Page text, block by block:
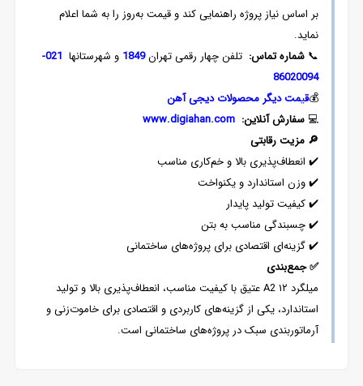
بر اساس نیاز پروژه راهنمایی کند و قیمت به‌روز را به شما اعلام
نماید.
📞شماره تماس: تلفن چهار رقمی تهران1849 و شهرستانها
021-
86020094
💰قیمت دیگر محصولات دیجی آهن
💻سفارش آنلاین: www.digiahan.com
🔎 مزیت رقابتی
✔️ انعطاف‌پذیری بالا و خم‌کاری مناسب
✔️ وزن استاندارد و یکنواخت
✔️ کیفیت تولید پایدار
✔️ چسبندگی مناسب به بتن
✔️ گزینه‌ای اقتصادی برای پروژه‌های ساختمانی
✅جمع‌بندی
میلگرد ۱۲ A2 عتیق با کیفیت مناسب، انعطاف‌پذیری بالا و تولید
استاندارد، یکی از گزینه‌های کاربردی و اقتصادی برای خاموت‌زنی و
آرماتوربندی سبک در پروژه‌های ساختمانی است.